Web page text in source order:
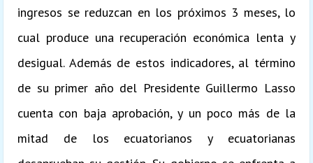
ingresos se reduzcan en los próximos 3 meses, lo
cual produce una recuperación económica lenta y
desigual. Además de estos indicadores, al término
de su primer año del Presidente Guillermo Lasso
cuenta con baja aprobación, y un poco más de la
mitad de los ecuatorianos y ecuatorianas